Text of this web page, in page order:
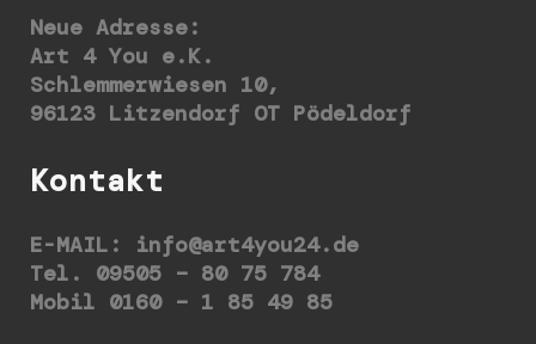
Neue Adresse:
Art 4 You e.K.
Schlemmerwiesen 10,
96123 Litzendorf OT Pödeldorf
Kontakt
E-MAIL: info@art4you24.de
Tel. 09505 – 80 75 784
Mobil 0160 – 1 85 49 85